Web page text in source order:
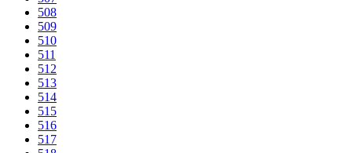
508
509
510
511
512
513
514
515
516
517